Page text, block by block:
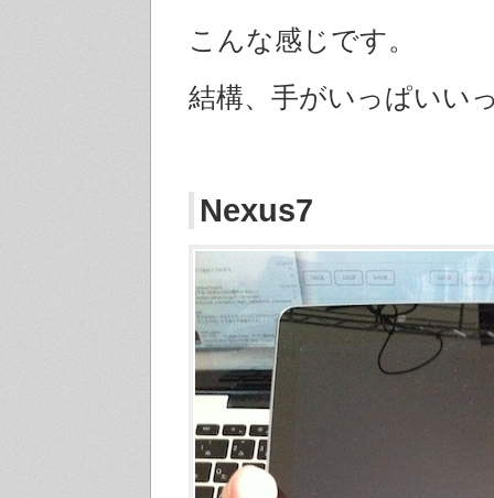
こんな感じです。
結構、手がいっぱいい
Nexus7